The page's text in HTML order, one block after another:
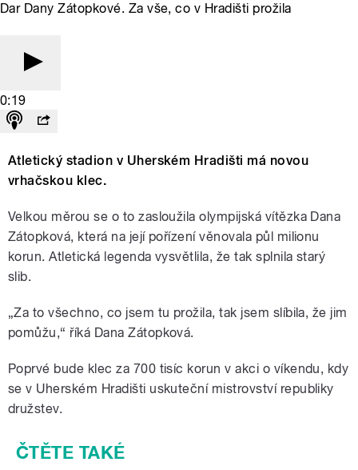
Dar Dany Zátopkové. Za vše, co v Hradišti prožila
0:19
Atletický stadion v Uherském Hradišti má novou
vrhačskou klec.
Velkou měrou se o to zasloužila olympijská vítězka Dana
Zátopková, která na její pořízení věnovala půl milionu
korun. Atletická legenda vysvětlila, že tak splnila starý
slib.
„Za to všechno, co jsem tu prožila, tak jsem slíbila, že jim
pomůžu,“ říká Dana Zátopková.
Poprvé bude klec za 700 tisíc korun v akci o víkendu, kdy
se v Uherském Hradišti uskuteční mistrovství republiky
družstev.